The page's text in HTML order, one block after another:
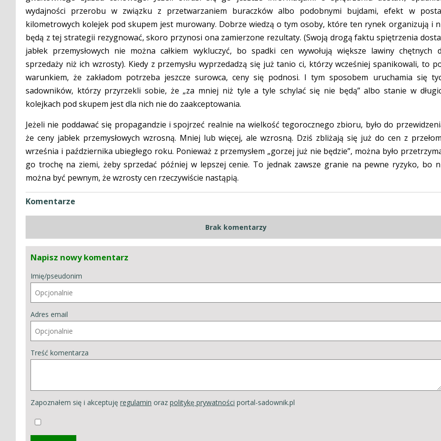
wydajności przerobu w związku z przetwarzaniem buraczków albo podobnymi bujdami, efekt w
kilometrowych kolejek pod skupem jest murowany. Dobrze wiedzą o tym osoby, które ten rynek organizują i
będą z tej strategii rezygnować, skoro przynosi ona zamierzone rezultaty. (Swoją drogą faktu spiętrzenia
jabłek przemysłowych nie można całkiem wykluczyć, bo spadki cen wywołują większe lawiny chętnych
sprzedaży niż ich wzrosty). Kiedy z przemysłu wyprzedadzą się już tanio ci, którzy wcześniej spanikowali, to
warunkiem, że zakładom potrzeba jeszcze surowca, ceny się podnosi. I tym sposobem uruchamia się
sadowników, którzy przyrzekli sobie, że „za mniej niż tyle a tyle schylać się nie będą” albo stanie w
kolejkach pod skupem jest dla nich nie do zaakceptowania.
Jeżeli nie poddawać się propagandzie i spojrzeć realnie na wielkość tegorocznego zbioru, było do
że ceny jabłek przemysłowych wzrosną. Mniej lub więcej, ale wzrosną. Dziś zbliżają się już do cen z
września i października ubiegłego roku. Ponieważ z przemysłem „gorzej już nie będzie”, można było
go trochę na ziemi, żeby sprzedać później w lepszej cenie. To jednak zawsze granie na pewne ryzyko, bo
można być pewnym, że wzrosty cen rzeczywiście nastąpią.
Komentarze
Brak komentarzy
Napisz nowy komentarz
Imię/pseudonim
Adres email
Treść komentarza
Zapoznałem się i akceptuję regulamin oraz politykę prywatności portal-sadownik.pl